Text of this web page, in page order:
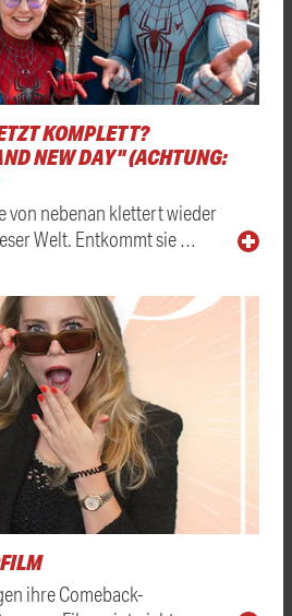
KOMPLETT?
NEW DAY" (ACHTUNG:
von nebenan klettert wieder
Welt. Entkommt sie …
ihre Comeback-